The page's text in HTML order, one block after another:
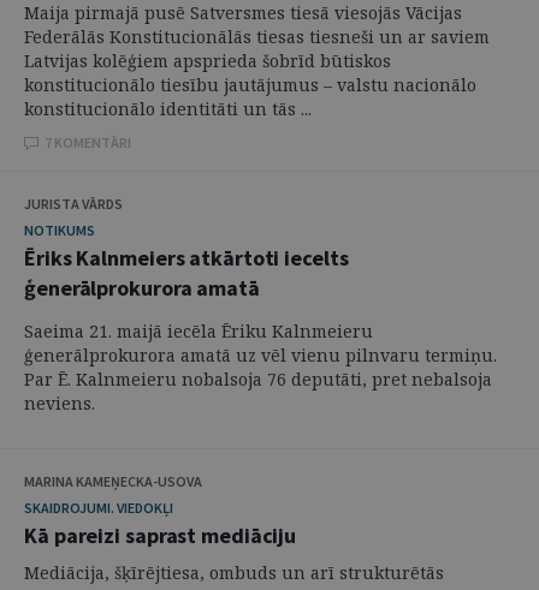
Maija pirmajā pusē Satversmes tiesā viesojās Vācijas
Federālās Konstitucionālās tiesas tiesneši un ar saviem
Latvijas kolēģiem apsprieda šobrīd būtiskos
konstitucionālo tiesību jautājumus – valstu nacionālo
konstitucionālo identitāti un tās ...
7 KOMENTĀRI
JURISTA VĀRDS
NOTIKUMS
Ēriks Kalnmeiers atkārtoti iecelts
ģenerālprokurora amatā
Saeima 21. maijā iecēla Ēriku Kalnmeieru
ģenerālprokurora amatā uz vēl vienu pilnvaru termiņu.
Par Ē. Kalnmeieru nobalsoja 76 deputāti, pret nebalsoja
neviens.
MARINA KAMEŅECKA-USOVA
SKAIDROJUMI. VIEDOKĻI
Kā pareizi saprast mediāciju
Mediācija, šķīrējtiesa, ombuds un arī strukturētās